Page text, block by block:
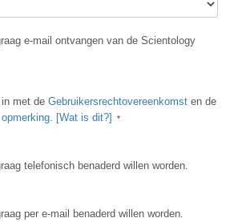
e-mail ontvangen van de Scientology
in met de Gebruikersrechtovereenkomst en de
. [Wat is dit?]
telefonisch benaderd willen worden.
per e-mail benaderd willen worden.